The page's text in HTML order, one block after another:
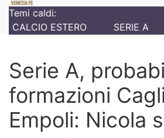
Temi caldi:
CALCIO ESTERO
SERIE A
Serie A,
formazioni
Empoli: Nicola